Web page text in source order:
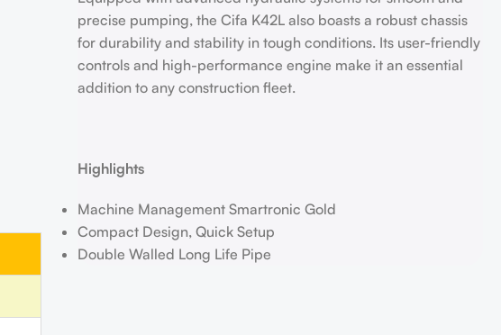
precise pumping, the Cifa K42L also boasts a robust chassis
for durability and stability in tough conditions. Its user-friendly
controls and high-performance engine make it an essential
addition to any construction fleet.
Highlights
Machine Management Smartronic Gold
Compact Design, Quick Setup
Double Walled Long Life Pipe